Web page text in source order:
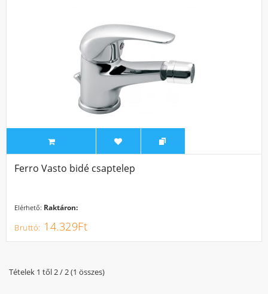
Ferro Vasto bidé csaptelep
Elérhető: Raktáron:
14.329Ft
Tételek 1 től 2 / 2 (1 összes)